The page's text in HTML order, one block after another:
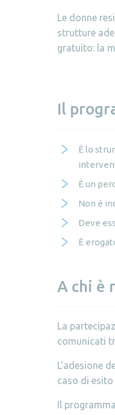
Le donne
strutture
gratuito: la
Il
È lo
È un
Non è
Deve
È
A chi è
La
comunicati
L’adesione
caso di
Il